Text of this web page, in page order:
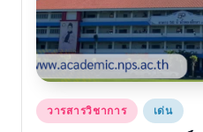
Posted
วารสารวิชาการ เด่น